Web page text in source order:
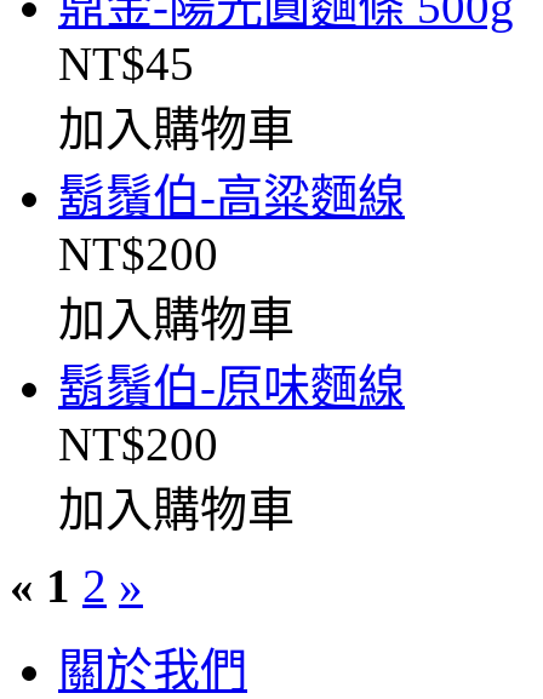
NT$45
加入購物車
鬍鬚伯-高粱麵線
NT$200
加入購物車
鬍鬚伯-原味麵線
NT$200
加入購物車
« 1 2 »
關於我們